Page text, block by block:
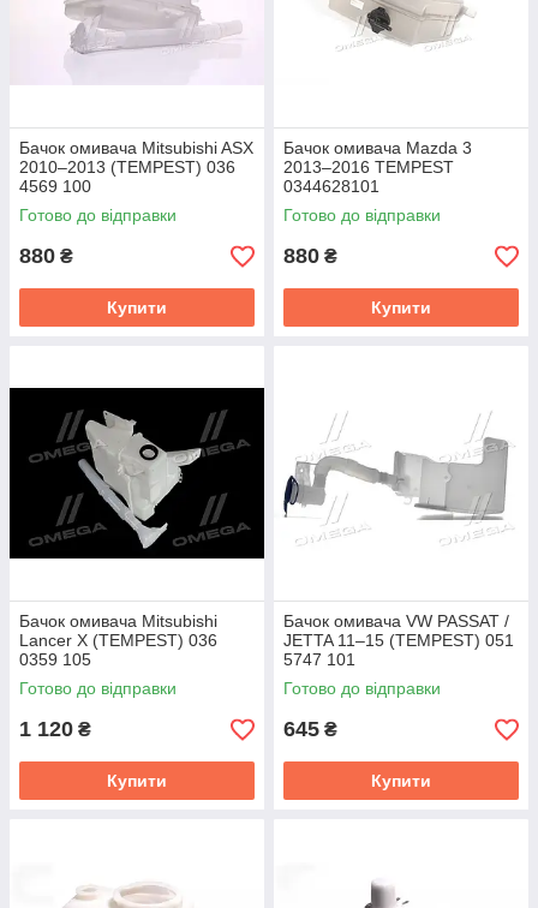
Бачок омивача Mitsubishi ASX
2010–2013 (TEMPEST) 036
4569 100
Готово до відправки
880 ₴
Купити
Бачок омивача Mazda 3
2013–2016 TEMPEST
0344628101
Готово до відправки
880 ₴
Купити
Бачок омивача Mitsubishi
Lancer X (TEMPEST) 036
0359 105
Готово до відправки
1 120 ₴
Купити
Бачок омивача VW PASSAT /
JETTA 11–15 (TEMPEST) 051
5747 101
Готово до відправки
645 ₴
Купити